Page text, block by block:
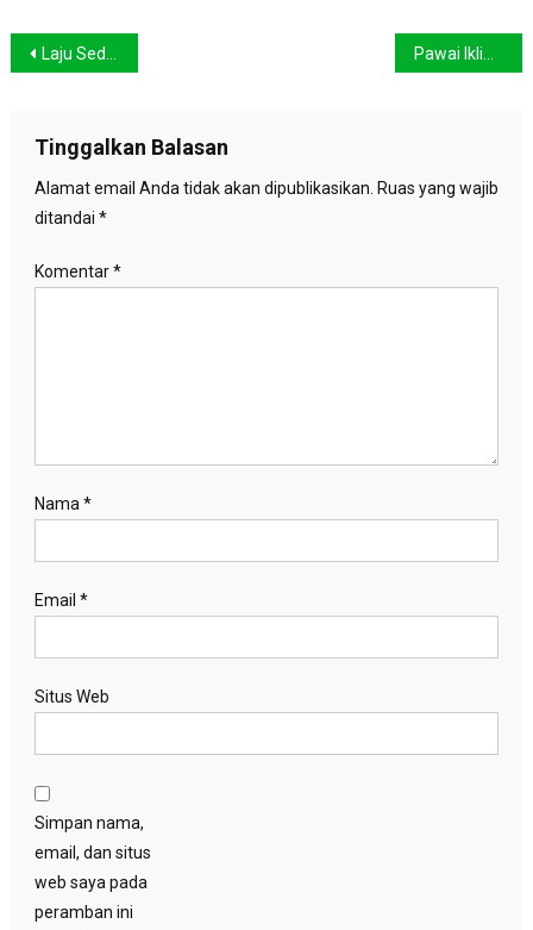
Navigasi
Laju Sedimentasi Rusak Kelestarian Teluk Kendari
Tinggalkan Balasan
Alamat email Anda tidak akan dipublikasikan. Ruas yang wajib
ditandai *
Komentar*
Nama *
Email *
Situs Web
Simpan nama,
email, dan situs
web saya pada
peramban ini